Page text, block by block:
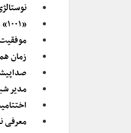
«۱۰۰۱» و اهمیت هم‌صدایی در سوگ
موفقیت پویش «۱۰۰۱ امید»
زمان همه
صداپیشه
مدیر
معرفی